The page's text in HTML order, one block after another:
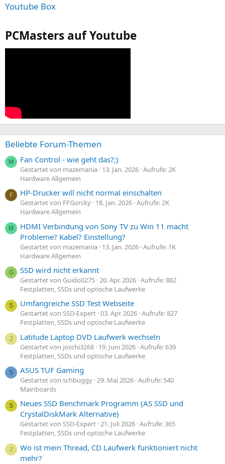
Youtube Box
PCMasters auf Youtube
Beliebte Forum-Themen
M Fan Control - wie geht das?;)
Gestartet von mazemania 13. Jan. 2026 Aufrufe: 2K
Hardware Allgemein
F HP-Drucker will nicht normal einschalten
Gestartet von FFGorcky 18. Jan. 2026 Aufrufe: 2K
Hardware Allgemein
M
HDMI Verbindung von Sony TV zu Win 11 macht
Probleme? Kabel? Einstellung?
Gestartet von mazemania 13. Jan. 2026 Aufrufe: 1K
Hardware Allgemein
G SSD wird nicht erkannt
Gestartet von Guido0275 20. Apr. 2026 Aufrufe: 882
Festplatten, SSDs und optische Laufwerke
S Umfangreiche SSD Test Webseite
Gestartet von SSD-Expert 03. Apr. 2026 Aufrufe: 827
Festplatten, SSDs und optische Laufwerke
J Latitude Laptop DVD Laufwerk wechseln
Gestartet von joschi3268 19. Juni 2026 Aufrufe: 639
Festplatten, SSDs und optische Laufwerke
S ASUS TUF Gaming
Gestartet von schbuggy 29. Mai 2026 Aufrufe: 540
Mainboards
S
Neues SSD Benchmark Programm (AS SSD und
CrystalDiskMark Alternative)
Gestartet von SSD-Expert 21. Juli 2026 Aufrufe: 365
Festplatten, SSDs und optische Laufwerke
J
Wo ist mein Thread, CD Laufwerk funktioniert nicht
mehr?